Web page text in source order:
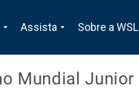
Assista Sobre a WSL
Mundial Junior